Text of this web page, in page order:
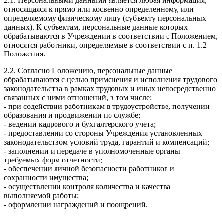
относящаяся к прямо или косвенно определенному, или
определяемому физическому лицу (субъекту персональных
данных). К субъектам, персональные данные которых
обрабатываются в Учреждении в соответствии с Положением,
относятся работники, определяемые в соответствии с п. 1.2
Положения.
2.2. Согласно Положению, персональные данные
обрабатываются с целью применения и исполнения трудового
законодательства в рамках трудовых и иных непосредственно
связанных с ними отношений, в том числе:
- при содействии работникам в трудоустройстве, получении
образования и продвижении по службе;
- ведении кадрового и бухгалтерского учета;
- предоставлении со стороны Учреждения установленных
законодательством условий труда, гарантий и компенсаций;
- заполнении и передаче в уполномоченные органы
требуемых форм отчетности;
- обеспечении личной безопасности работников и
сохранности имущества;
- осуществлении контроля количества и качества
выполняемой работы;
- оформлении награждений и поощрений.